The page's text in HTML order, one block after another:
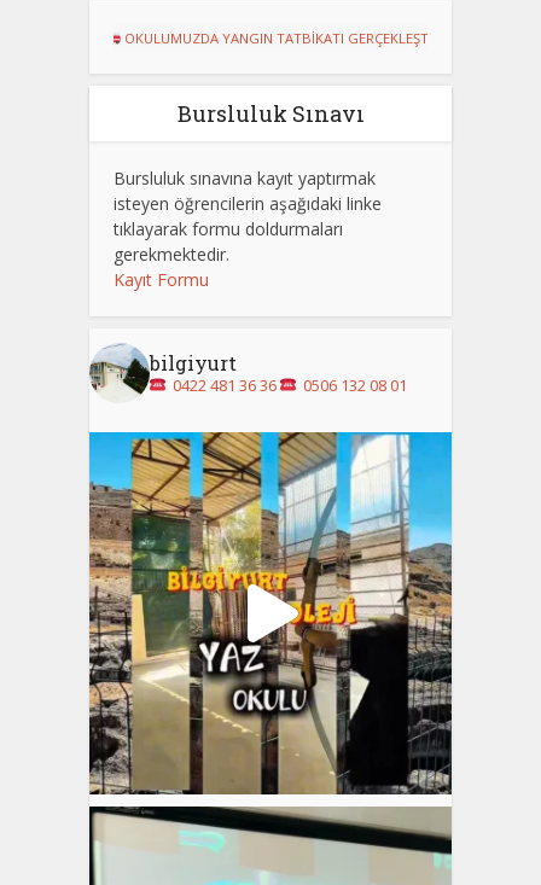
OKULUMUZDA YANGIN TATBİKATI GERÇEKLEŞTİRİLDİ Dart Turnuvasında
Bursluluk Sınavı
Bursluluk sınavına kayıt yaptırmak
isteyen öğrencilerin aşağıdaki linke
tıklayarak formu doldurmaları
gerekmektedir.
Kayıt Formu
bilgiyurt
0422 481 36 36 0506 132 08 01